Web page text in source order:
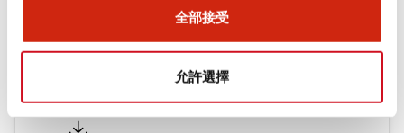
全部接受
允許選擇
認證與標準
Flush Silhouette LW系列 控制元件 (英文版)
2025/09/19.PDF1.23MB